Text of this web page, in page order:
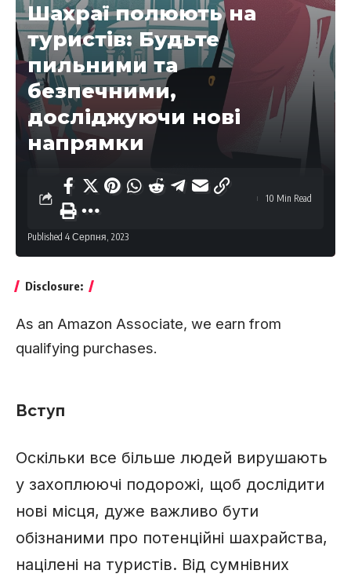
Шахраї полюють на
туристів: Будьте
пильними та
безпечними,
досліджуючи нові
напрямки
Published 4 Серпня, 2023
10 Min Read
Disclosure:
As an Amazon Associate, we earn from
qualifying purchases.
Вступ
Оскільки все більше людей вирушають
у захоплюючі подорожі, щоб дослідити
нові місця, дуже важливо бути
обізнаними про потенційні шахрайства,
націлені на туристів. Від сумнівних